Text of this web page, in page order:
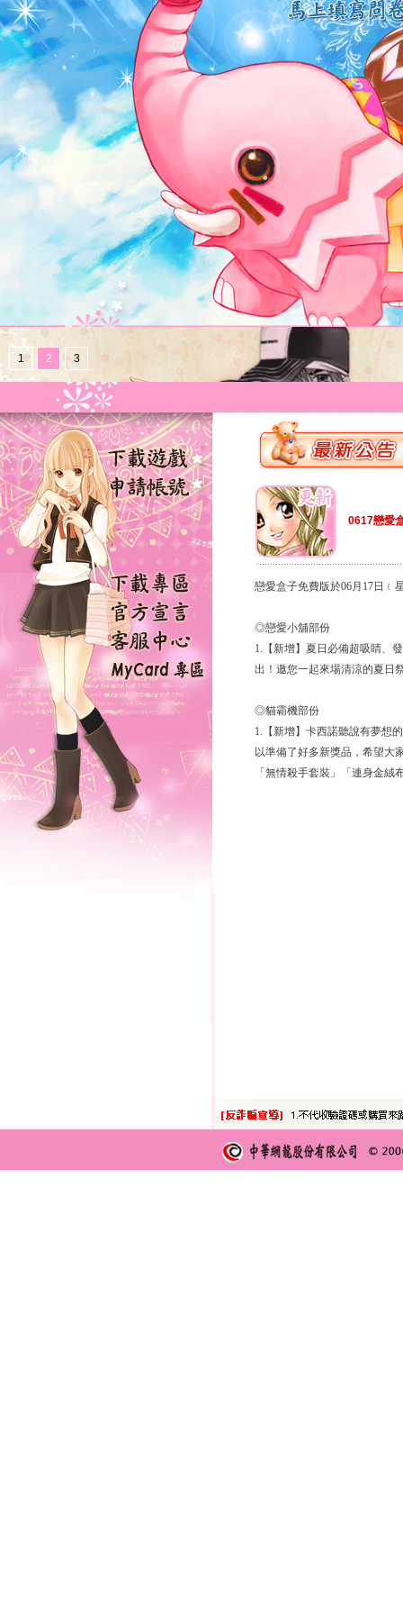
1 2 3
0617戀愛
戀愛盒子免費版於06月17日﹝
◎戀愛小舖部份
1.【新增】夏日必備超吸睛、
出！邀您一起來場清涼的夏日
◎貓霸機部份
1.【新增】卡西諾聽說有夢想
以準備了好多新獎品，希望大
「無情殺手套裝」「連身金絨